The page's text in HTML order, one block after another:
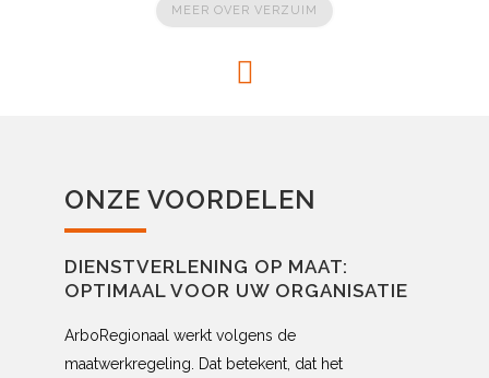
MEER OVER VERZUIM
ONZE VOORDELEN
DIENSTVERLENING OP MAAT:
OPTIMAAL VOOR UW ORGANISATIE
ArboRegionaal werkt volgens de
maatwerkregeling. Dat betekent, dat het